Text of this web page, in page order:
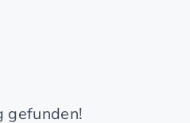
gefunden!